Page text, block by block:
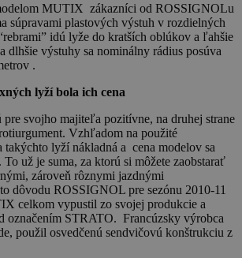
MUTIX zákazníci od ROSSIGNOLu
súpravami plastových výstuh v rozdielných
idú lyže do kratších oblúkov a ľahšie
dlhšie výstuhy sa nominálny rádius posúva
.
lyží bola ich cena
pre svojho majiteľa pozitívne, na druhej strane
Vzhľadom na použité
takýchto lyží nákladná a cena modelov sa
už je suma, za ktorú si môžete zaobstarať
zároveň rôznymi jazdnými
dôvodu ROSSIGNOL pre sezónu 2010-11
celkom vypustil zo svojej produkcie a
označením STRATO. Francúzsky výrobca
použil osvedčenú sendvičovú konštrukciu z